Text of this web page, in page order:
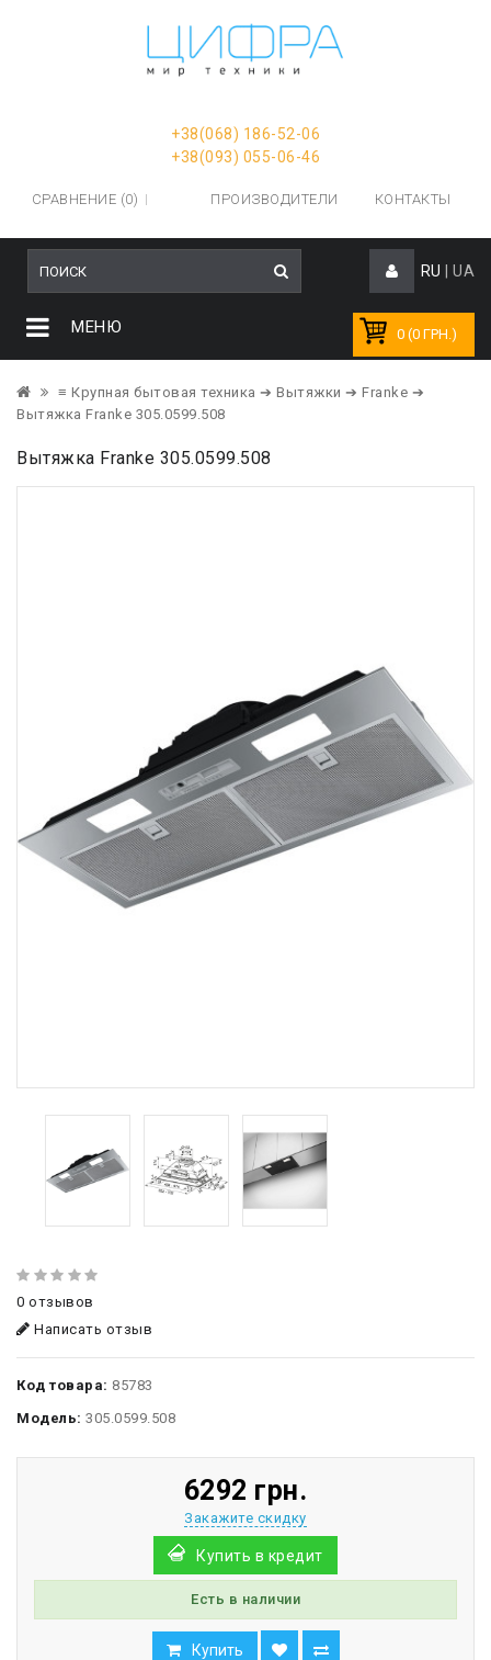
+38(068) 186-52-06
+38(093) 055-06-46
СРАВНЕНИЕ (0) ПРОИЗВОДИТЕЛИ КОНТАКТЫ
RU UA
0 (0 ГРН.)
МЕНЮ
≡ Крупная бытовая техника ➔ Вытяжки ➔ Franke ➔
Вытяжка Franke 305.0599.508
Вытяжка Franke 305.0599.508
0 отзывов
Написать отзыв
Код товара: 85783
Модель: 305.0599.508
6292 грн.
Закажите скидку
Купить в кредит
Есть в наличии
Купить